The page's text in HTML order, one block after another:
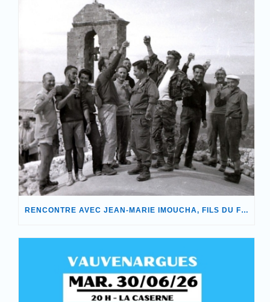
RENCONTRE AVEC JEAN-MARIE IMOUCHA, FILS DU FONDATEUR DE NOTRE ASSOCIATION